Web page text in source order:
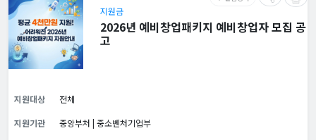
지원금
2026년 예비창업패키지 예비창업자 모집 공
고
지원대상
전체
지원기관
중앙부처 | 중소벤처기업부